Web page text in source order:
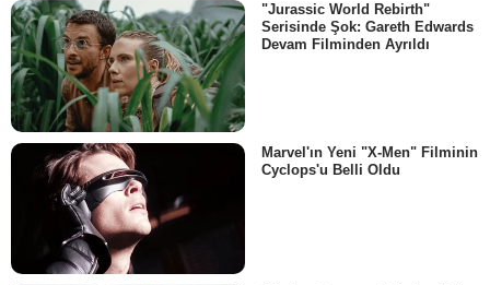
"Jurassic World Rebirth"
Serisinde Şok: Gareth Edwards
Devam Filminden Ayrıldı
Marvel'ın Yeni "X-Men" Filminin
Cyclops'u Belli Oldu